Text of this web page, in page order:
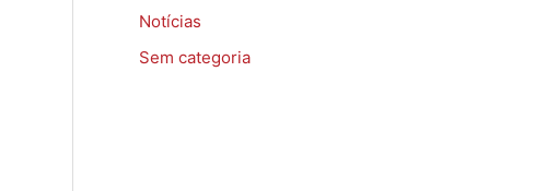
Notícias
Sem categoria